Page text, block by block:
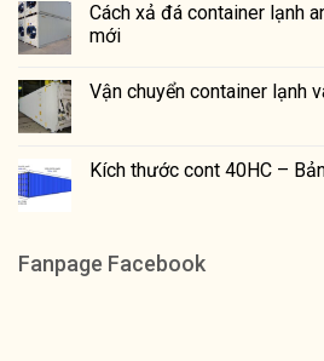
Cách xả đá container lạnh
mới
Vận chuyển container lạnh
Kích thước cont 40HC –
Fanpage Facebook